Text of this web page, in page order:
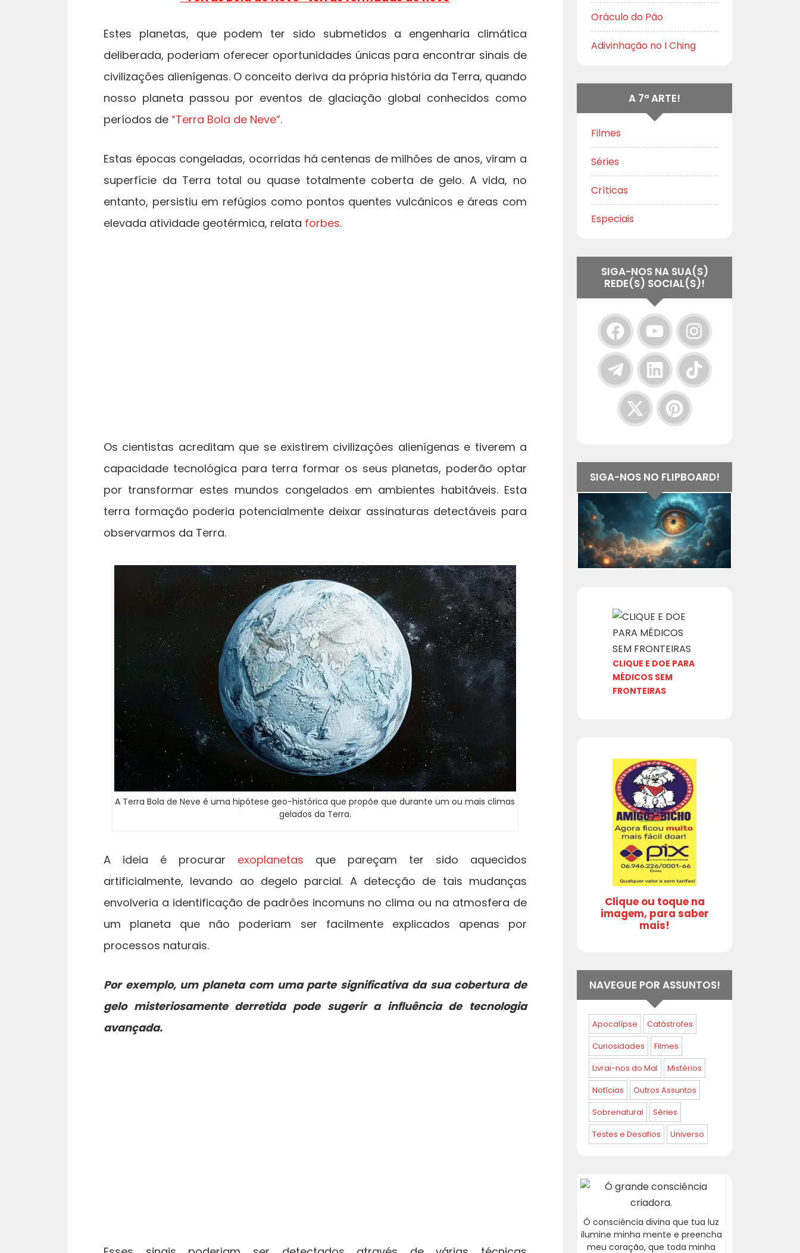
Estes planetas, que podem ter sido submetidos a engenharia climática
deliberada, poderiam oferecer oportunidades únicas para encontrar sinais de
civilizações alienígenas. O conceito deriva da própria história da Terra, quando
nosso planeta passou por eventos de glaciação global conhecidos como
períodos de “Terra Bola de Neve”.
Estas épocas congeladas, ocorridas há centenas de milhões de anos, viram a
superfície da Terra total ou quase totalmente coberta de gelo. A vida, no
entanto, persistiu em refúgios como pontos quentes vulcânicos e áreas com
elevada atividade geotérmica, relata forbes.
Os cientistas acreditam que se existirem civilizações alienígenas e tiverem a
capacidade tecnológica para terra formar os seus planetas, poderão optar
por transformar estes mundos congelados em ambientes habitáveis. Esta
terra formação poderia potencialmente deixar assinaturas detectáveis ​​para
observarmos da Terra.
A Terra Bola de Neve é uma hipótese geo-histórica que propõe que durante um ou mais climas
gelados da Terra.
A ideia é procurar exoplanetas que pareçam ter sido aquecidos
artificialmente, levando ao degelo parcial. A detecção de tais mudanças
envolveria a identificação de padrões incomuns no clima ou na atmosfera de
um planeta que não poderiam ser facilmente explicados apenas por
processos naturais.
Por exemplo, um planeta com uma parte significativa da sua cobertura de
gelo misteriosamente derretida pode sugerir a influência de tecnologia
avançada.
Oráculo do Pão
Adivinhação no I Ching
A 7ª ARTE!
Filmes
Séries
Críticas
Especiais
SIGA-NOS NA SUA(S)
REDE(S) SOCIAL(S)!
SIGA-NOS NO FLIPBOARD!
CLIQUE E DOE PARA
MÉDICOS SEM
FRONTEIRAS
Clique ou toque na
imagem, para saber
mais!
NAVEGUE POR ASSUNTOS!
Apocalípse Catástrofes
Curiosidades Filmes
Livrai-nos do Mal Mistérios
Notícias Outros Assuntos
Sobrenatural Séries
Testes e Desafios Universo
Ó consciência divina que tua luz
ilumine minha mente e preencha
meu coração, que toda minha